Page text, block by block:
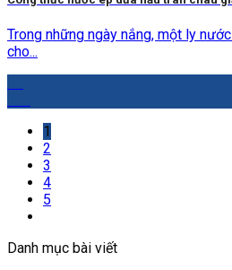
Trong những ngày nắng, một ly
cho...
1
2
3
4
5
Danh mục bài viết